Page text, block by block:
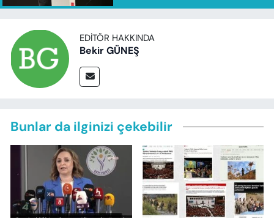
EDITÖR HAKKINDA
Bekir GÜNEŞ
Bunlar da ilginizi çekebilir